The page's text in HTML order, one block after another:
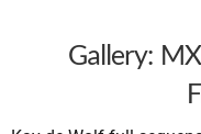
Gallery: